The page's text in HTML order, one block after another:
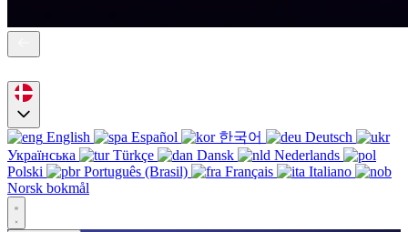
English Español 한국어
Deutsch
Українська
Türkçe Dansk
Nederlands
Polski
Português (Brasil) Français
Italiano
Norsk bokmål